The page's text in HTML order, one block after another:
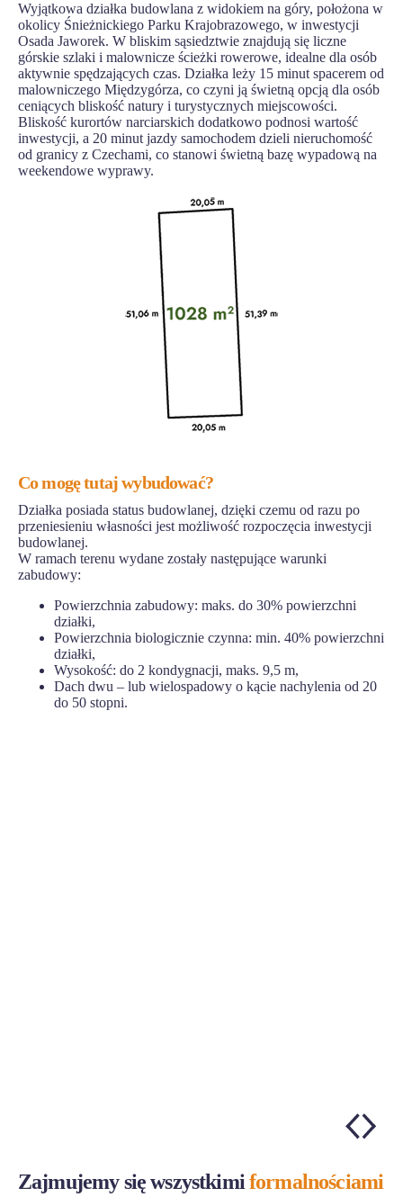
Wyjątkowa działka budowlana z widokiem na góry, położona w
okolicy Śnieżnickiego Parku Krajobrazowego, w inwestycji
Osada Jaworek. W bliskim sąsiedztwie znajdują się liczne
górskie szlaki i malownicze ścieżki rowerowe, idealne dla osób
aktywnie spędzających czas. Działka leży 15 minut spacerem od
malowniczego Międzygórza, co czyni ją świetną opcją dla osób
ceniących bliskość natury i turystycznych miejscowości.
Bliskość kurortów narciarskich dodatkowo podnosi wartość
inwestycji, a 20 minut jazdy samochodem dzieli nieruchomość
od granicy z Czechami, co stanowi świetną bazę wypadową na
weekendowe wyprawy.
Co mogę tutaj wybudować?
Działka posiada status budowlanej, dzięki czemu od razu po
przeniesieniu własności jest możliwość rozpoczęcia inwestycji
budowlanej.
W ramach terenu wydane zostały następujące warunki
zabudowy:
Powierzchnia zabudowy: maks. do 30% powierzchni
działki,
Powierzchnia biologicznie czynna: min. 40% powierzchni
działki,
Wysokość: do 2 kondygnacji, maks. 9,5 m,
Dach dwu – lub wielospadowy o kącie nachylenia od 20
do 50 stopni.
Zajmujemy się wszystkimiformalnościami